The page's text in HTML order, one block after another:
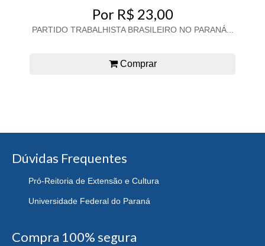
Por R$ 23,00
PARTIDO TRABALHISTA BRASILEIRO NO PARANÁ...
Comprar
Dúvidas Frequentes
Pró-Reitoria de Extensão e Cultura
Universidade Federal do Paraná
Compra 100% segura